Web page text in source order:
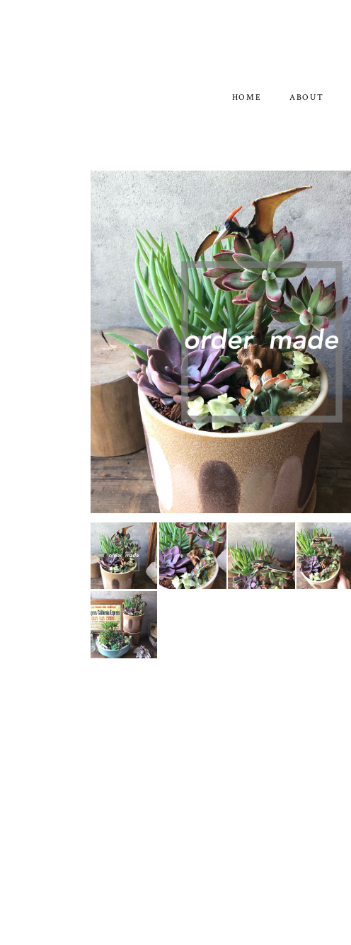
HOME ABOUT